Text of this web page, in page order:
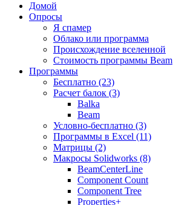
Домой
Опросы
Я спамер
Облако или программа
Происхождение вселенной
Стоимость программы Beam
Программы
Бесплатно (23)
Расчет балок (3)
Balka
Beam
Условно-бесплатно (3)
Программы в Excel (11)
Матрицы (2)
Макросы Solidworks (8)
BeamCenterLine
Component Count
Component Tree
Properties+